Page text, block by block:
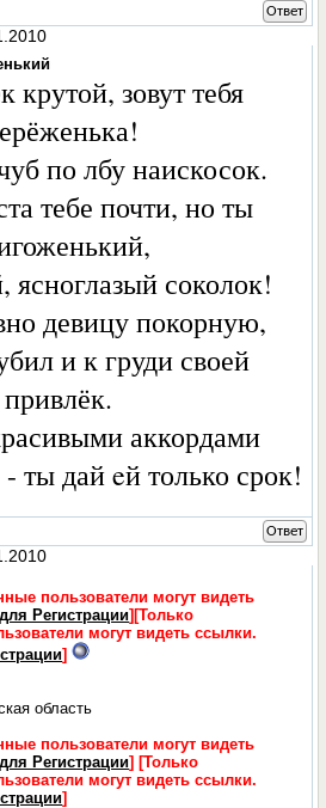
Ответ
крутой, зовут тебя
по лбу наискосок.
тебе почти, но ты
ясноглазый соколок!
девицу покорную,
и к груди своей
привлёк.
аккордами
ты дай eй только срок!
Ответ
пользователи могут видеть
Регистрации] [Только
могут видеть ссылки.
]
область
пользователи могут видеть
Регистрации] [Только
могут видеть ссылки.
]